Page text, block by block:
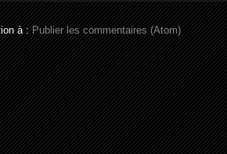
à :Publier les commentaires (Atom)